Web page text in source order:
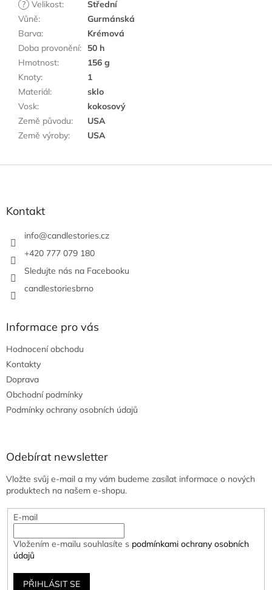
? Velikost:
Střední
Vůně:
Gurmánská
Barva:
Krémová
Doba provonění:
50 h
Hmotnost:
156 g
Knoty:
1
Materiál:
sklo
Vosk:
kokosový
Země původu:
USA
Země výroby: USA
Kontakt
info@candlestories.cz
+420 777 079 180
Sledujte nás na Facebooku
candlestoriesbrno
Informace pro vás
Hodnocení obchodu
Kontakty
Doprava
Obchodní podmínky
Podmínky ochrany osobních údajů
Odebírat newsletter
Vložte svůj e-mail a my vám budeme zasílat informace o nových
produktech na našem e-shopu.
E-mail
Vložením e-mailu souhlasíte s podmínkami ochrany osobních
údajů
PŘIHLÁSIT SE